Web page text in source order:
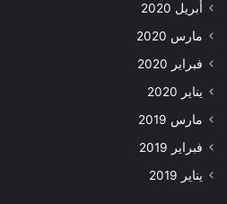
أبريل 2020
مارس 2020
فبراير 2020
يناير 2020
مارس 2019
فبراير 2019
يناير 2019